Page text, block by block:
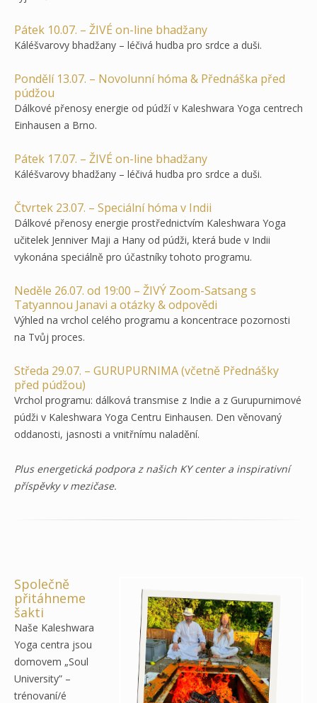
Pátek 10.07. – ŽIVÉ on-line bhadžany
Káléšvarovy bhadžany – léčivá hudba pro srdce a duši.
Pondělí 13.07. – Novolunní hóma & Přednáška před
púdžou
Dálkové přenosy energie od púdží v Kaleshwara Yoga centrech
Einhausen a Brno.
Pátek 17.07. – ŽIVÉ on-line bhadžany
Káléšvarovy bhadžany – léčivá hudba pro srdce a duši.
Čtvrtek 23.07. – Speciální hóma v Indii
Dálkové přenosy energie prostřednictvím Kaleshwara Yoga
učitelek Jenniver Maji a Hany od púdži, která bude v Indii
vykonána speciálně pro účastníky tohoto programu.
Neděle 26.07. od 19:00 – ŽIVÝ Zoom-Satsang s
Tatyannou Janavi a otázky & odpovědi
Výhled na vrchol celého programu a koncentrace pozornosti
na Tvůj proces.
Středa 29.07. – GURUPURNIMA (včetně Přednášky
před púdžou)
Vrchol programu: dálková transmise z Indie a z Gurupurnimové
púdži v Kaleshwara Yoga Centru Einhausen. Den věnovaný
oddanosti, jasnosti a vnitřnímu naladění.
Plus energetická podpora z našich KY center a inspirativní
příspěvky v mezičase.
Společně
přitáhneme
šakti
Naše Kaleshwara
Yoga centra jsou
domovem „Soul
University” –
trénovaní/é